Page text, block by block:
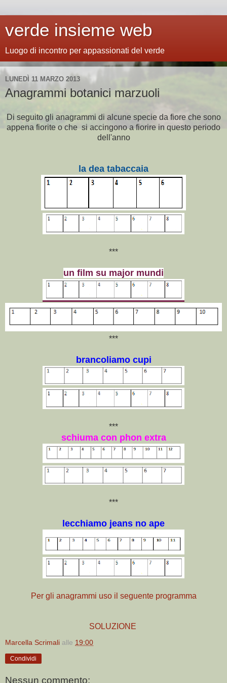
verde insieme web
Luogo di incontro per appassionati del verde
LUNEDÌ 11 MARZO 2013
Anagrammi botanici marzuoli
Di seguito gli anagrammi di alcune specie da fiore che sono
appena fiorite o che si accingono a fiorire in questo periodo
dell'anno
la dea tabaccaia
***
un film su major mundi
***
brancoliamo cupi
***
schiuma con phon extra
***
lecchiamo jeans no ape
Per gli anagrammi uso il seguente programma
SOLUZIONE
Marcella Scrimali alle 19:00
Condividi
Nessun commento: